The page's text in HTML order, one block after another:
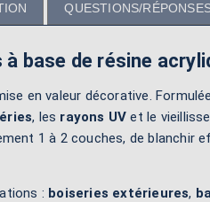
QUESTIONS/
base de résine
en valeur décorative.
, les rayons UV et le
1 à 2 couches, de
: boiseries extérieures,